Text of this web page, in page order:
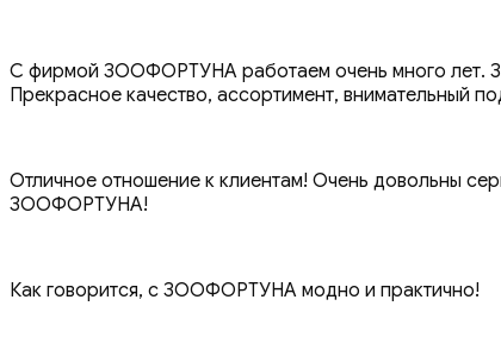
С фирмой ЗООФОРТУНА работаем очень много лет.
Прекрасное качество, ассортимент, внимательный
Отличное отношение к клиентам! Очень довольны
ЗООФОРТУНА!
Как говорится, с ЗООФОРТУНА модно и практично!